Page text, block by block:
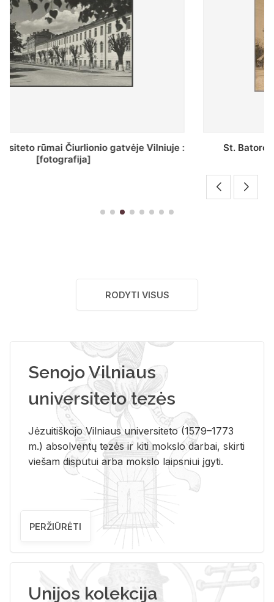
St. Batoro universiteto J. Pilsudskio kolegija :
RODYTI VISUS
Senojo Vilniaus
universiteto tezės
Jėzuitiškojo Vilniaus universiteto (1579–1773
m.) absolventų tezės ir kiti mokslo darbai, skirti
viešam disputui arba mokslo laipsniui įgyti.
PERŽIŪRĖTI
Unijos kolekcija